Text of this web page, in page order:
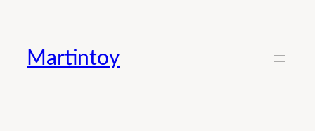
contenido
Martintoy